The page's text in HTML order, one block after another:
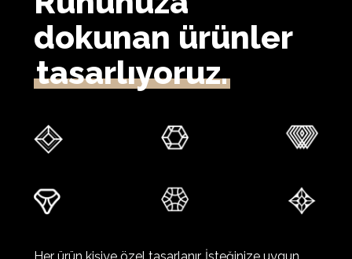
dokunan ürünler
tasarlıyoruz.